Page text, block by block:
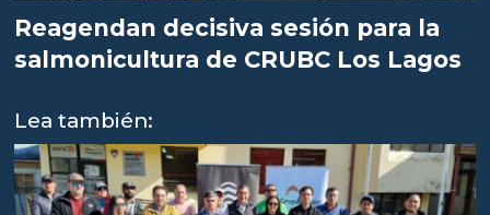
Reagendan decisiva sesión para la
salmonicultura de CRUBC Los Lagos
Lea también: